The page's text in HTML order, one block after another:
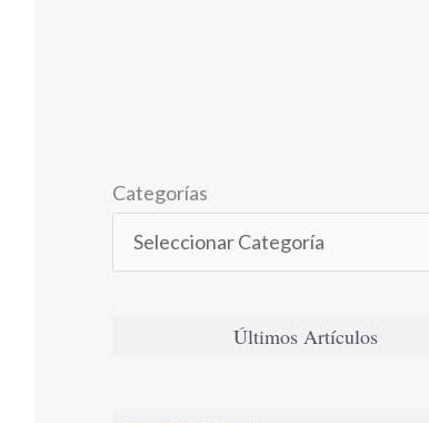
Categorías
Últimos Artículos